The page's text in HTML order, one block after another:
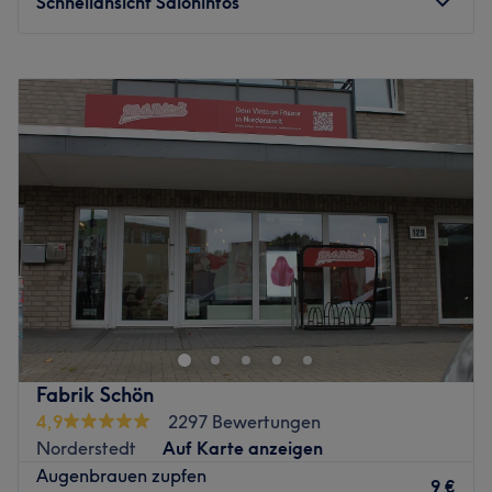
Dienstag
10:00
18:00
Mittwoch
10:00–18:00
Donnerstag
10:00–18:00
Samstag
09:30–17:00
Sonntag
Geschlossen
Im Friseursalon Farah Salon in Hamburg-Wandsbek
werden Haare und Haut zur Passion. Moderne und
klassische Frisuren, Haarverlängerung, kunstvolle
Hochsteckfrisuren aber auch Permanent Make Up
bezaubern die Kundschaft. Mehr als 20 Jahre
europaweite Erfahrung als Friseurin, seit siebzehn Jahren
im eigenen Salon in Wandsbek und dazu reichlich
Fortbildungen und Schulungen treffen auf Talent und
Leidenschaft. Das Team des Farah Salon besticht nicht
Fabrik Schön
4,9
2297 Bewertungen
Norderstedt
Auf Karte anzeigen
Augenbrauen zupfen
9 €